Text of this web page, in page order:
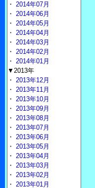
・ 2014年07月
・ 2014年06月
・ 2014年05月
・ 2014年04月
・ 2014年03月
・ 2014年02月
・ 2014年01月
▼2013年
・ 2013年12月
・ 2013年11月
・ 2013年10月
・ 2013年09月
・ 2013年08月
・ 2013年07月
・ 2013年06月
・ 2013年05月
・ 2013年04月
・ 2013年03月
・ 2013年02月
・ 2013年01月